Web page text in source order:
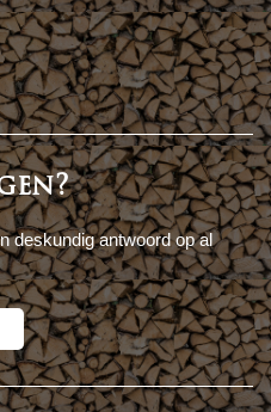
deskundig antwoord op al